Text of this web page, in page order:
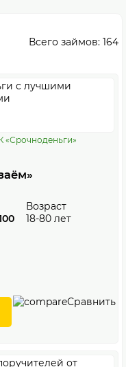
Всего займов: 164
Возраст
18-80 лет
Сравнить